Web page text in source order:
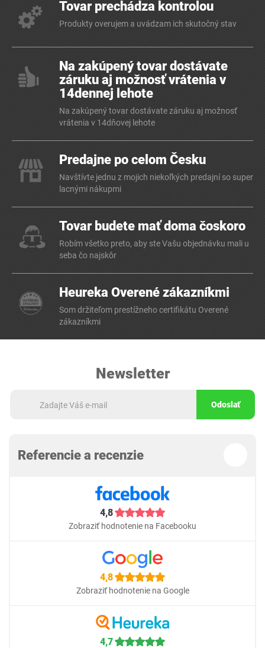
Tovar prechádza kontrolou
Produkty overujem a uvádzam ich skutočný stav
Na zakúpený tovar dostávate
záruku aj možnosť vrátenia v
14dennej lehote
Na zakúpený tovar dostávate záruku aj možnosť
vrátenia v 14dňovej lehote
Predajne po celom Česku
Navštívte jednu z mojich niekoľkých predajní so super
lacnými nákupmi
Tovar budete mať doma čoskoro
Robím všetko preto, aby ste Vašu objednávku mali u
seba čo najskôr
Heureka Overené zákazníkmi
Som držiteľom prestížneho certifikátu Overené
zákazníkmi
Newsletter
Odoslať
Referencie a recenzie
4,8
Zobraziť hodnotenie na Facebooku
4,8
Zobraziť hodnotenie na Google
4,7